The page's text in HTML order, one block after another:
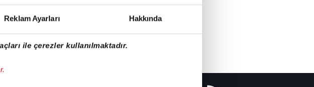
Reklam Ayarları Hakkında
ile çerezler kullanılmaktadır.